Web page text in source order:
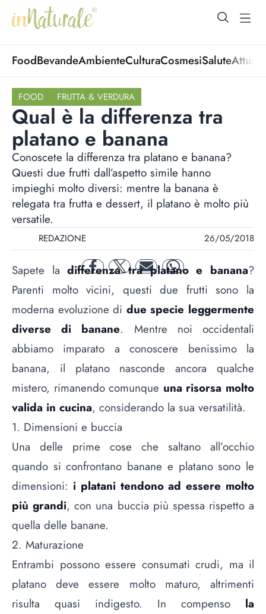
open
FoodBevandeAmbienteCulturaCosmesiSalute
FOOD FRUTTA & VERDURA
Qual è la differenza tra
platano e banana
Conoscete la differenza tra platano e banana?
Questi due frutti dall’aspetto simile hanno
impieghi molto diversi: mentre la banana è
relegata tra frutta e dessert, il platano è molto più
versatile.
REDAZIONE 26/05/2018
facebooktwitter mail whatsapp
Sapete ladifferenza tra platano e banana?
Parenti molto vicini, questi due frutti sono la
moderna evoluzione di due specie leggermente
diverse di banane. Mentre noi occidentali
abbiamo imparato a conoscere benissimo la
banana, il platano nasconde ancora qualche
mistero, rimanendo comunque una risorsa molto
valida in cucina, considerando la sua versatilità.
1. Dimensioni e buccia
Una delle prime cose che saltano all’occhio
quando si confrontano banane e platano sono le
dimensioni: i platani tendono ad essere molto
più grandi, con una buccia più spessa rispetto a
quella delle banane.
2. Maturazione
Entrambi possono essere consumati crudi, ma il
platano deve essere molto maturo, altrimenti
risulta quasi indigesto. In compenso la